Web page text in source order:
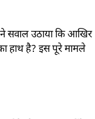
सवाल उठाया कि आखिर
हाथ है? इस पूरे मामले